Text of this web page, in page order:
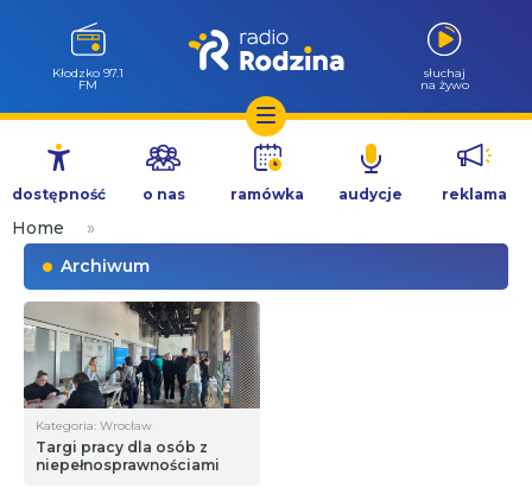
Przejdź
treści
Wołów 99.6
FM
słuchaj
na żywo
dostępność o nas ramówka audycje reklama
Home
»
Archiwum
Kategoria: Wrocław
Targi pracy dla osób z
niepełnosprawnościami